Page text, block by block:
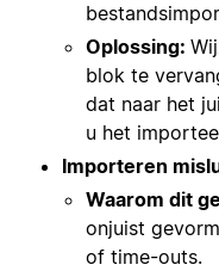
Oplossing:
blok te
dat naar het
u het
Importeren
Waarom dit
onjuist
of time-outs.